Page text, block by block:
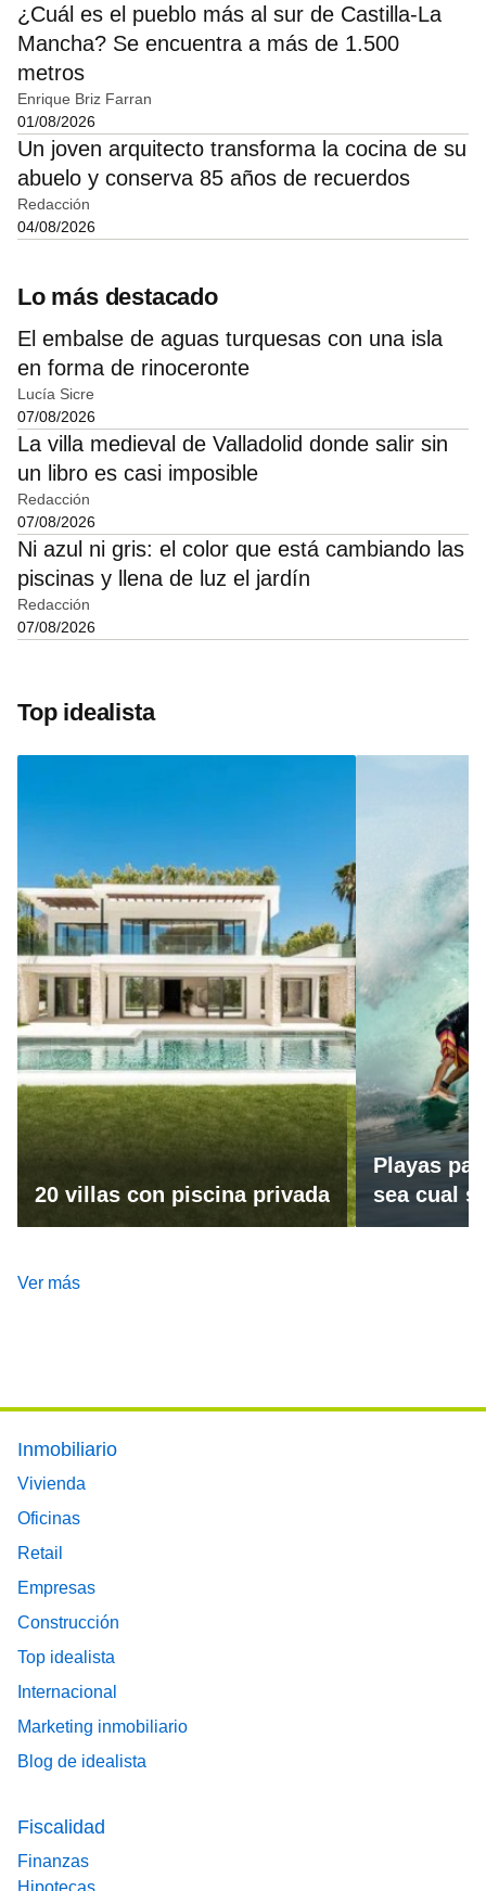
¿Cuál es el pueblo más al sur de Castilla-La
Mancha? Se encuentra a más de 1.500
metros
Enrique Briz Farran
01/08/2026
Un joven arquitecto transforma la cocina de su
abuelo y conserva 85 años de recuerdos
Redacción
04/08/2026
Lo más destacado
El embalse de aguas turquesas con una isla
en forma de rinoceronte
Lucía Sicre
07/08/2026
La villa medieval de Valladolid donde salir sin
un libro es casi imposible
Redacción
07/08/2026
Ni azul ni gris: el color que está cambiando las
piscinas y llena de luz el jardín
Redacción
07/08/2026
Top idealista
20 villas con piscina privada
Playas
sea cual
Ver más
Footer main menu
Inmobiliario
Vivienda
Oficinas
Retail
Empresas
Construcción
Top idealista
Internacional
Marketing inmobiliario
Blog de idealista
Fiscalidad
Finanzas